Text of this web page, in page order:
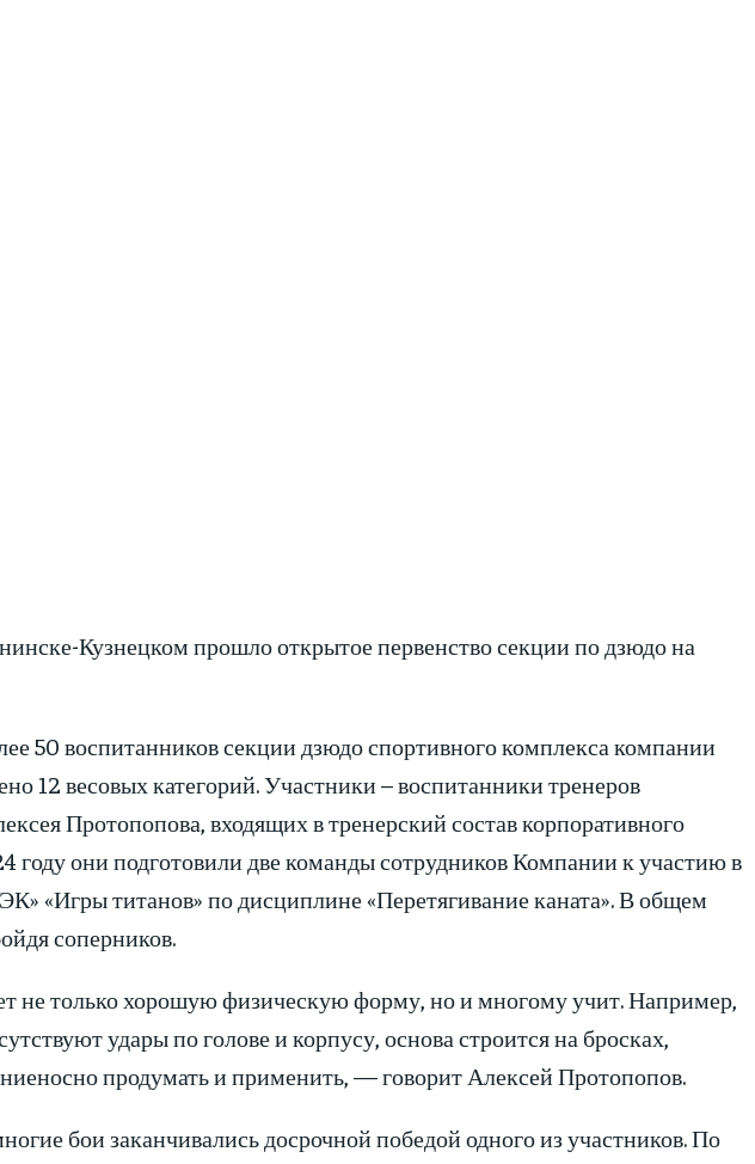
Кузнецком прошло открытое первенство секции по дзюдо на
50 воспитанников секции дзюдо спортивного комплекса компании
12 весовых категорий. Участники – воспитанники тренеров
Протопопова, входящих в тренерский состав корпоративного
они подготовили две команды сотрудников Компании к участию в
«Игры титанов» по дисциплине «Перетягивание каната». В общем
соперников.
не только хорошую физическую форму, но и многому учит. Например,
удары по голове и корпусу, основа строится на бросках,
продумать и применить, — говорит Алексей Протопопов.
бои заканчивались досрочной победой одного из участников. По